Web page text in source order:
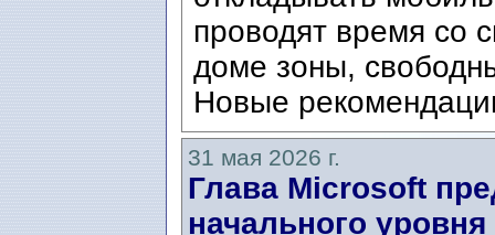
проводят время со
доме зоны,
Новые
31 мая 2026 г.
Глава Microsoft
начального